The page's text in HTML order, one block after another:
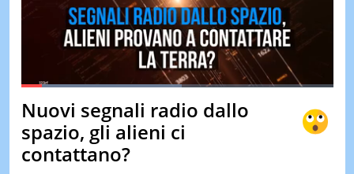
TEST
&
PauseUnmute
Loaded:51.61%
Nuovi segnali radio dallo
spazio, gli alieni ci
contattano?